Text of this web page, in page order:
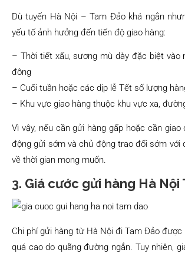
Dù tuyến Hà Nội – Tam Đảo khá ngắn
yếu tố ảnh hưởng đến tiến độ giao hàng:
– Thời tiết xấu, sương mù dày đặc biệt vào
đông
– Cuối tuần hoặc các dịp lễ Tết số lượng
– Khu vực giao hàng thuộc khu vực xa,
Vì vậy, nếu cần gửi hàng gấp hoặc cần giao
động gửi sớm và chủ động trao đổi sớm với
về thời gian mong muốn.
3. Giá cước gửi hàng Hà Nội
Chi phí gửi hàng từ Hà Nội đi Tam Đảo được
quá cao do quãng đường ngắn. Tuy nhiên,